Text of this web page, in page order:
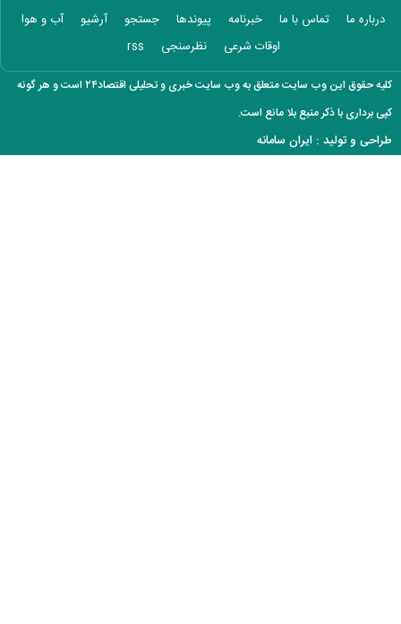
آزاد
پرونده ساعدی‌نیا به دیوان عالی ارسال شد؛ آخرین وضعیت پرونده مصادره
حقوق بازنشستگان چگونه محاسبه می‌شود؟ | شرط مهم تعیین مستمری اعلام
شد
خبر مهم از ترامپ؛ نیروی زمینی آمریکا به ایران اعزام می‌شود یا نه؟
جاسوس پرسپولیس لو رفت؟ / خط و نشان تند تارتار برای افشای اخبار
درباره ما تماس با ما خبرنامه پیوندها جستجو آرشیو
آب و هوا
اوقات شرعی
نظرسنجی rss
کلیه حقوق این وب سایت متعلق به وب سایت خبری و تحلیلی اقتصاد۲۴ است و هر گونه
کپی برداری با ذکر منبع بلا مانع است.
طراحی و تولید : ایران سامانه